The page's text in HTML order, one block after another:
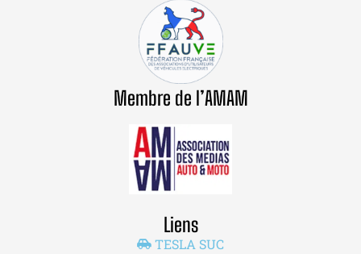
Membre de l’AMAM
Liens
TESLA SUC